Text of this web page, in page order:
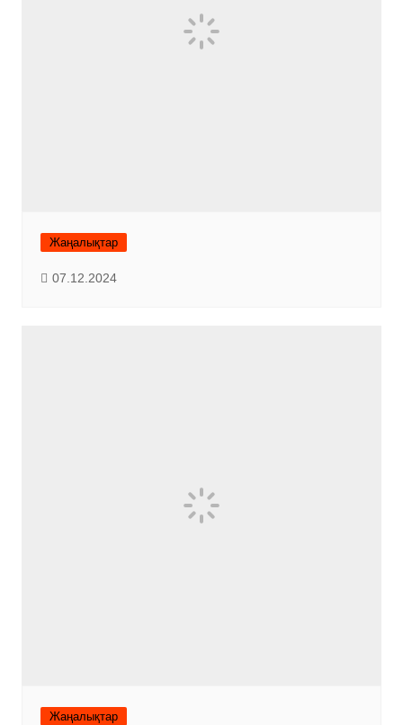
Жаңалықтар
07.12.2024
Жаңалықтар